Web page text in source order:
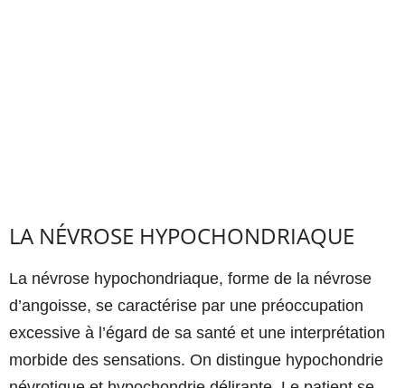
LA NÉVROSE HYPOCHONDRIAQUE
La névrose hypochondriaque, forme de la névrose
d’angoisse, se caractérise par une préoccupation
excessive à l’égard de sa santé et une interprétation
morbide des sensations. On distingue hypochondrie